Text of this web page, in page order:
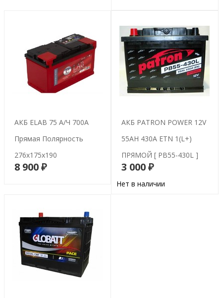
АКБ ELAB 75 А/ч 700A
Прямая Полярность
276х175х190
8 900 ₽В корзину
АКБ PATRON POWER 12V
55AH 430A ETN 1(L+)
ПРЯМОЙ [ PB55-430L ]
3 000 ₽
Нет в наличии